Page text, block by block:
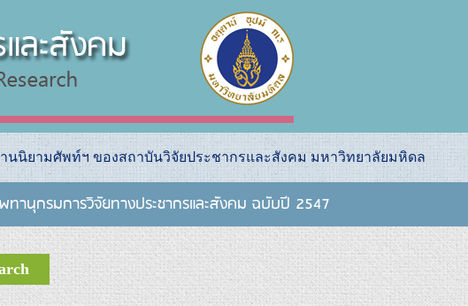
นิยามศัพท์ฯ ของสถาบันวิจัยประชากรและสังคม มหาวิทยาลัยมหิดล
านุกรมการวิจัยทางประชากรและสังคม ฉบับปี 2547